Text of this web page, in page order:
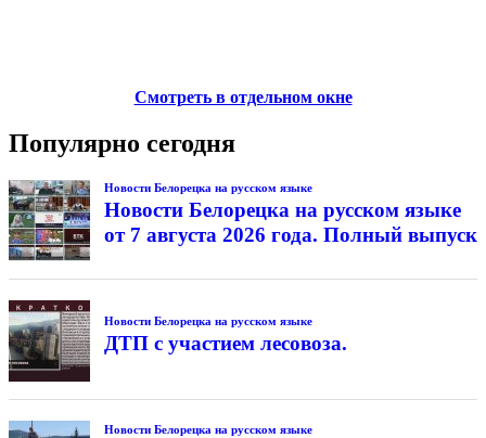
Смотреть в отдельном окне
Популярно сегодня
Новости Белорецка на русском языке
Новости Белорецка на русском языке
от 7 августа 2026 года. Полный выпуск
Новости Белорецка на русском языке
ДТП с участием лесовоза.
Новости Белорецка на русском языке